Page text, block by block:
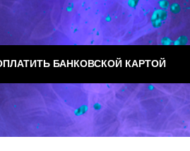
БАНКОВСКОЙ КАРТОЙ